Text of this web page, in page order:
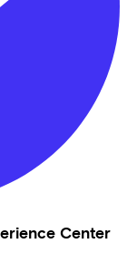
Center